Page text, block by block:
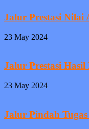
Jalur Prestasi Nilai
23 May 2024
Jalur Prestasi
23 May 2024
Jalur Pindah